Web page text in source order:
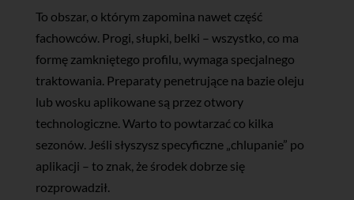
To obszar, o którym zapomina nawet część
fachowców. Progi, słupki, belki – wszystko, co ma
formę zamkniętego profilu, wymaga specjalnego
traktowania. Preparaty penetrujące na bazie oleju
lub wosku aplikowane są przez otwory
technologiczne. Warto to powtarzać co kilka
sezonów. Jeśli słyszysz specyficzne „chlupanie” po
aplikacji – to znak, że środek dobrze się
rozprowadził.